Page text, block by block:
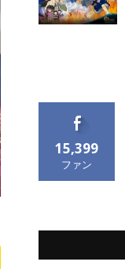
15,399
ファン